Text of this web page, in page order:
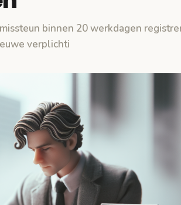
binnen 20 werkdagen
verplichti